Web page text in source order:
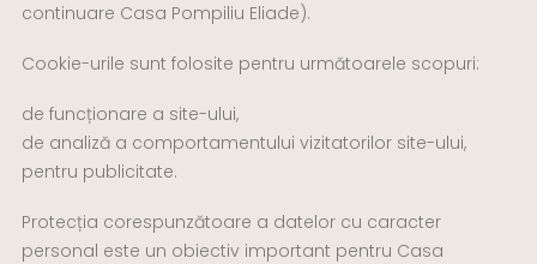
* I S
T
continuare Casa Pompiliu Eliade).
Cookie-urile sunt folosite pentru următoarele scopuri:
de funcționare a site-ului,
de analiză a comportamentului vizitatorilor site-ului,
pentru publicitate.
Protecția corespunzătoare a datelor cu caracter
personal este un obiectiv important pentru Casa